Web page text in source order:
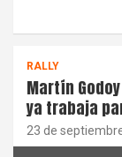
RALLY
Martín
ya trabaja
23 de